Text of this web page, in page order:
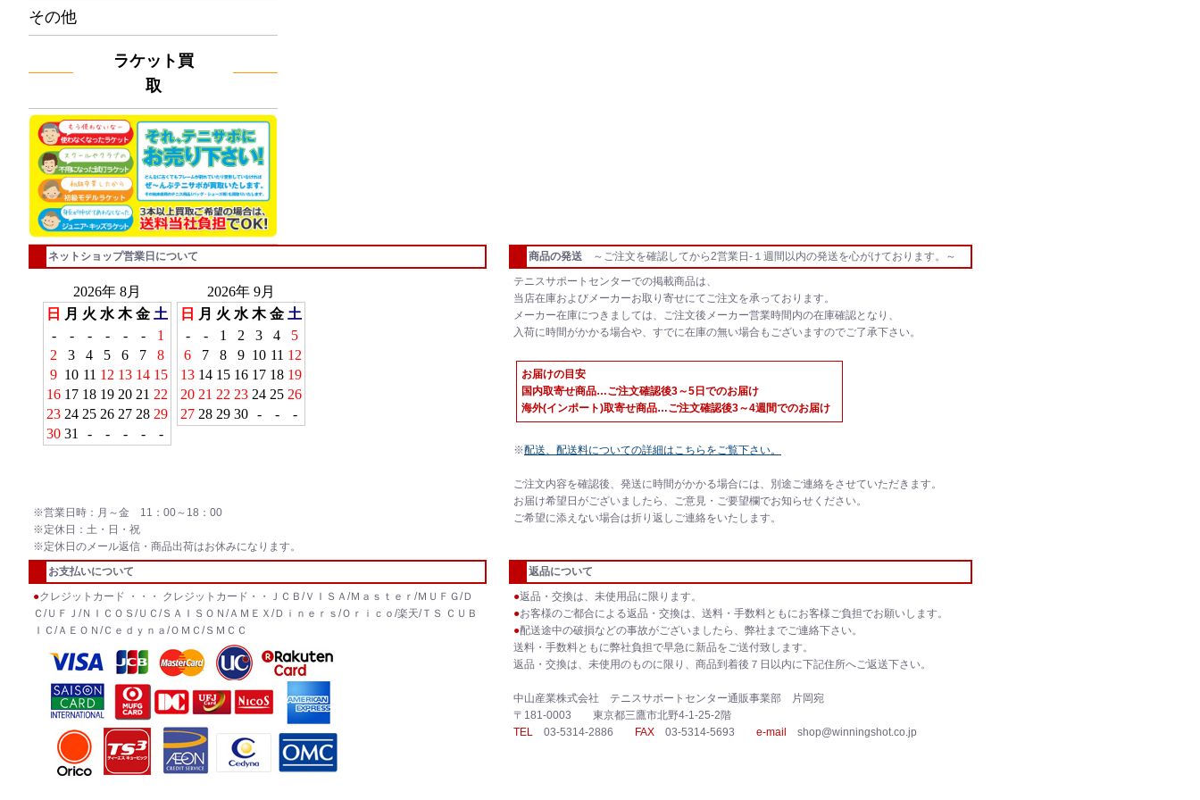
その他
ラケット買
取
ネットショップ営業日について
※営業日時：月～金 11：00～18：00
※定休日：土・日・祝
※定休日のメール返信・商品出荷はお休みになります。
商品の発送 ～ご注文を確認してから2営業日-１週間以内の発送を心がけております。～
テニスサポートセンターでの掲載商品は、
当店在庫およびメーカーお取り寄せにてご注文を承っております。
メーカー在庫につきましては、ご注文後メーカー営業時間内の在庫確認となり、
入荷に時間がかかる場合や、すでに在庫の無い場合もございますのでご了承下さい。
お届けの目安
国内取寄せ商品…ご注文確認後3～5日でのお届け
海外(インポート)取寄せ商品…ご注文確認後3～4週間でのお届け
※配送、配送料についての詳細はこちらをご覧下さい。
ご注文内容を確認後、発送に時間がかかる場合には、別途ご連絡をさせていただきます。
お届け希望日がございましたら、ご意見・ご要望欄でお知らせください。
ご希望に添えない場合は折り返しご連絡をいたします。
お支払いについて
●クレジットカード ・・・ クレジットカード・・ＪＣＢ/ＶＩＳＡ/Ｍａｓｔｅｒ/ＭＵＦＧ/Ｄ
Ｃ/ＵＦＪ/ＮＩＣＯＳ/ＵＣ/ＳＡＩＳＯＮ/ＡＭＥＸ/Ｄｉｎｅｒｓ/Ｏｒｉｃｏ/楽天/ＴＳ ＣＵＢ
ＩＣ/ＡＥＯＮ/Ｃｅｄｙｎａ/ＯＭＣ/ＳＭＣＣ
返品について
●返品・交換は、未使用品に限ります。
●お客様のご都合による返品・交換は、送料・手数料ともにお客様ご負担でお願いします。
●配送途中の破損などの事故がございましたら、弊社までご連絡下さい。
送料・手数料ともに弊社負担で早急に新品をご送付致します。
返品・交換は、未使用のものに限り、商品到着後７日以内に下記住所へご返送下さい。
中山産業株式会社 テニスサポートセンター通販事業部 片岡宛
〒181-0003 東京都三鷹市北野4-1-25-2階
TEL 03-5314-2886 FAX 03-5314-5693 e-mail shop@winningshot.co.jp